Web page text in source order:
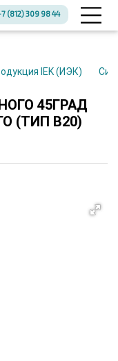
(812) 309 98 44
IEK (ИЭК)
45ГРАД
(ТИП В20)